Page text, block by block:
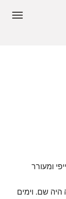
ומעורר
שם. וימים